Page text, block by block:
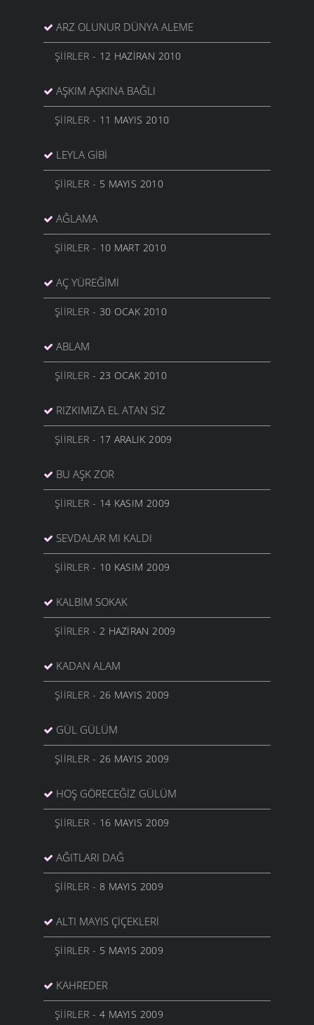
ARZ OLUNUR DÜNYA ALEME
ŞIIRLER - 12 HAZIRAN 2010
AŞKIM AŞKINA BAĞLI
ŞIIRLER - 11 MAYIS 2010
LEYLA GIBI
ŞIIRLER - 5 MAYIS 2010
AĞLAMA
ŞIIRLER - 10 MART 2010
AÇ YÜREĞIMI
ŞIIRLER - 30 OCAK 2010
ABLAM
ŞIIRLER - 23 OCAK 2010
RIZKIMIZA EL ATAN SIZ
ŞIIRLER - 17 ARALIK 2009
BU AŞK ZOR
ŞIIRLER - 14 KASIM 2009
SEVDALAR MI KALDI
ŞIIRLER - 10 KASIM 2009
KALBIM SOKAK
ŞIIRLER - 2 HAZIRAN 2009
KADAN ALAM
ŞIIRLER - 26 MAYIS 2009
GÜL GÜLÜM
ŞIIRLER - 26 MAYIS 2009
HOŞ GÖRECEĞIZ GÜLÜM
ŞIIRLER - 16 MAYIS 2009
AĞITLARI DAĞ
ŞIIRLER - 8 MAYIS 2009
ALTI MAYIS ÇIÇEKLERI
ŞIIRLER - 5 MAYIS 2009
KAHREDER
ŞIIRLER - 4 MAYIS 2009